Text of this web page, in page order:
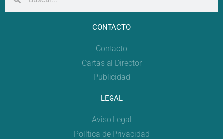
CONTACTO
Contacto
Cartas al Director
Publicidad
LEGAL
Aviso Legal
Política de Privacidad